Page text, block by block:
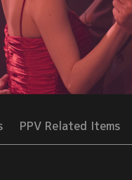
PPV Related Items